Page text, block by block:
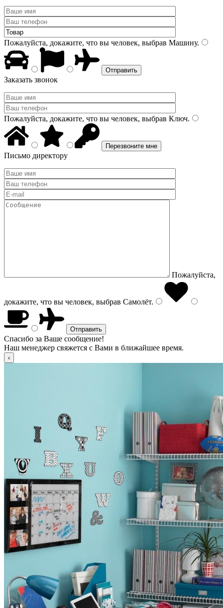
Пожалуйста, докажите, что вы человек, выбрав Машину.
Заказать звонок
Пожалуйста, докажите, что вы человек, выбрав Ключ.
Письмо директору
Пожалуйста,
докажите, что вы человек, выбрав Самолёт.
Спасибо за Ваше сообщение!
Наш менеджер свяжется с Вами в ближайшее время.